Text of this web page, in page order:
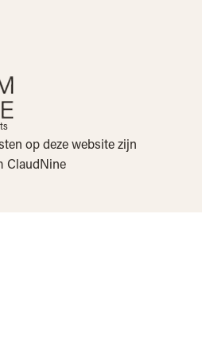
op deze website zijn
ClaudNine